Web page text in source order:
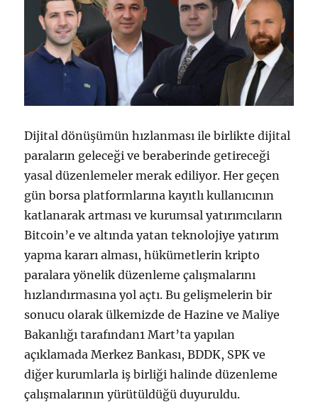
Dijital dönüşümün hızlanması ile birlikte dijital
paraların geleceği ve beraberinde getireceği
yasal düzenlemeler merak ediliyor. Her geçen
gün borsa platformlarına kayıtlı kullanıcının
katlanarak artması ve kurumsal yatırımcıların
Bitcoin’e ve altında yatan teknolojiye yatırım
yapma kararı alması, hükümetlerin kripto
paralara yönelik düzenleme çalışmalarını
hızlandırmasına yol açtı. Bu gelişmelerin bir
sonucu olarak ülkemizde de Hazine ve Maliye
Bakanlığı tarafından1 Mart’ta yapılan
açıklamada Merkez Bankası, BDDK, SPK ve
diğer kurumlarla iş birliği halinde düzenleme
çalışmalarının yürütüldüğü duyuruldu.